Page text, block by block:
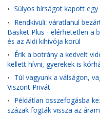
• Súlyos bírságot kapott
• Rendkívüli: váratlanul
Basket Plus - elérhetetlen a
és az Aldi kihívója körül
• Érik a botrány a kedvelt
kellett hívni, gyerekek is
• Túl vagyunk a válságon,
Viszont Privát
• Példátlan összefogásba
százak fogták vissza az